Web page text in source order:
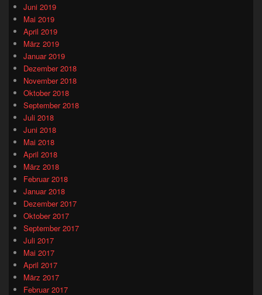
Juni 2019
Mai 2019
April 2019
März 2019
Januar 2019
Dezember 2018
November 2018
Oktober 2018
September 2018
Juli 2018
Juni 2018
Mai 2018
April 2018
März 2018
Februar 2018
Januar 2018
Dezember 2017
Oktober 2017
September 2017
Juli 2017
Mai 2017
April 2017
März 2017
Februar 2017